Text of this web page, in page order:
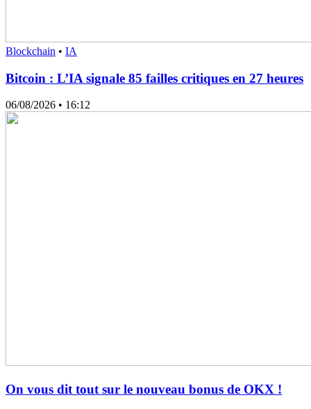
Blockchain • IA
Bitcoin : L’IA signale 85 failles critiques en 27 heures
06/08/2026 • 16:12
On vous dit tout sur le nouveau bonus de OKX !